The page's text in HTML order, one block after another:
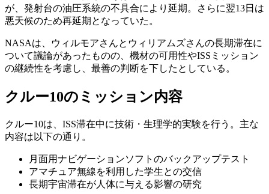
が、発射台の油圧系統の不具合により延期。さらに翌13日は
悪天候のため再延期となっていた。
NASAは、ウィルモアさんとウィリアムズさんの長期滞在に
ついて議論があったものの、機材の可用性やISSミッション
の継続性を考慮し、最善の判断を下したとしている。
クルー10のミッション内容
クルー10は、ISS滞在中に技術・生理学的実験を行う。主な
内容は以下の通り。
月面用ナビゲーションソフトのバックアップテスト
アマチュア無線を利用した学生との交信
長期宇宙滞在が人体に与える影響の研究